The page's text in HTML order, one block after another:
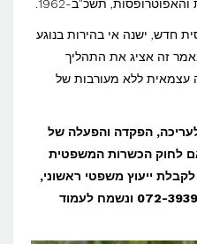
ייפוי
כוח
מתמשך?
תשכ"ב-1962.
חדש, ישנה אי בהירות בנוגע
זה אציג את התהליך
עצמאית ללא מעורבות של
הפקדה והפעלה של
לחוק הכשרות המשפטית
תשכ"ב-1962. לקבלת ייעוץ משפטי ראשוני,
ונשמח לעמוד